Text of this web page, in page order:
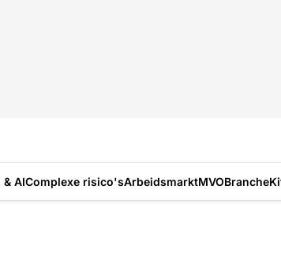
AIComplexe risico'sArbeidsmarktMVOBranche